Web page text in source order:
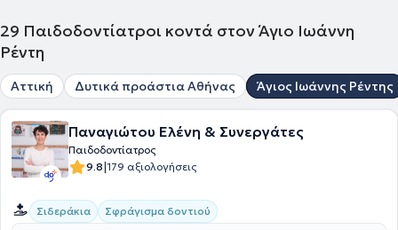
29 Παιδοδοντίατροι κοντά στον Άγιο Ιωάννη
Ρέντη
Αττική Δυτικά προάστια Αθήνας Άγιος Ιωάννης Ρέντης
Παναγιώτου Ελένη & Συνεργάτες
Παιδοδοντίατρος
9.8|179 αξιολογήσεις
Σιδεράκια Σφράγισμα δοντιού